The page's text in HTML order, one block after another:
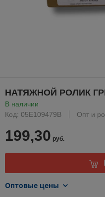
НАТЯЖНОЙ РОЛИК ГРМ
В наличии
Код: 05E109479B
Опт и
199,30 руб.
Оптовые цены